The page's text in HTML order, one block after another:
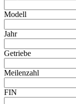
Modell
Jahr
Getriebe
Meilenzahl
FIN